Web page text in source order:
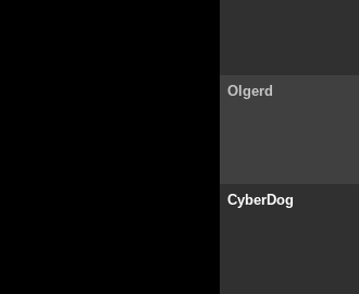
Olgerd
CyberDog